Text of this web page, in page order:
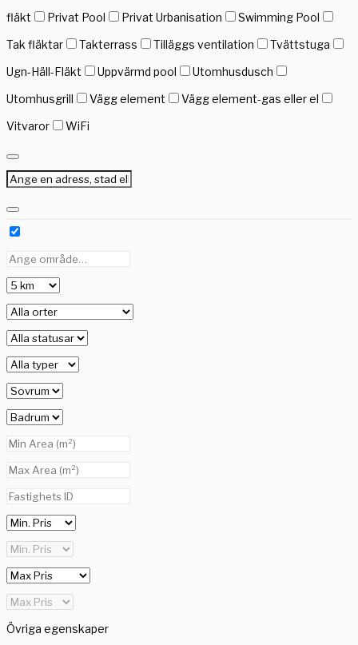
fläkt
Privat Pool Privat Urbanisation
Swimming Pool
Tak fläktar
Takterrass Tilläggs ventilation
Tvättstuga
Ugn-Häll-Fläkt
Uppvärmd pool
Utomhusdusch
Utomhusgrill
Vägg element
Vägg element-gas eller el
Vitvaror
WiFi
Övriga egenskaper